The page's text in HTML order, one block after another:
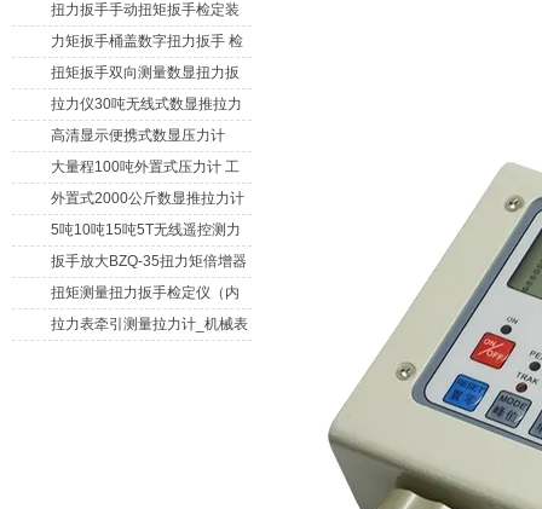
_0.3级数显压力仪
扭力扳手手动扭矩扳手检定装
置 50-100N扳手测量仪器
力矩扳手桶盖数字扭力扳手 检
测瓶盖拧紧扭矩工具
扭矩扳手双向测量数显扭力扳
手 2000N,m力矩扳手价格
拉力仪30吨无线式数显推拉力
计 数字显示测力计80T
高清显示便携式数显压力计
300N500n_手持电子测力计
大量程100吨外置式压力计 工
业用数显测力计价格
外置式2000公斤数显推拉力计
_数字拉力压力测试仪
5吨10吨15吨5T无线遥控测力
计_带遥控电子拉力计数显式
扳手放大BZQ-35扭力矩倍增器
_3500牛米扭力倍力器仪
扭矩测量扭力扳手检定仪（内
置打印） 扭矩检验仪器
拉力表牵引测量拉力计_机械表